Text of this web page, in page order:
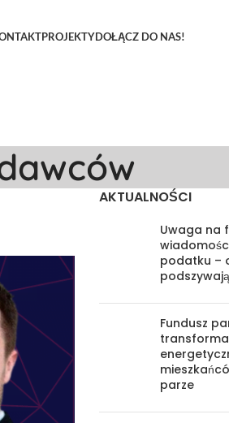
PROJEKTYDOŁĄCZ DO NAS!
AKTUALNOŚCI
Uwaga na
podatku –
Fundusz
parze